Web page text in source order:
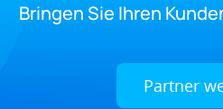
Bringen Sie Ihren
Partner